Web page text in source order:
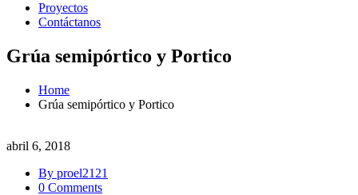
Proyectos
Contáctanos
Grúa semipórtico y Portico
Home
Grúa semipórtico y Portico
abril 6, 2018
By proel2121
0 Comments